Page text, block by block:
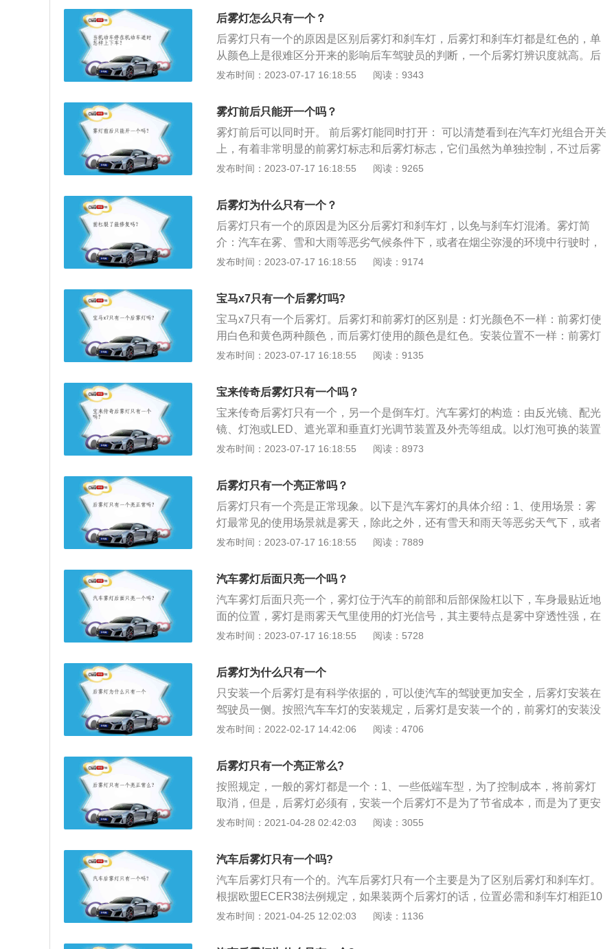
雾灯的位置必须距离制动灯10厘米以上（我认为这导致欧洲汽车制造商只选择一
后雾灯，因为如果距离超过10厘米，可能会破坏整个尾灯组的整体美观）3、根
据eec771538，后雾灯的亮度不得小于50CD，但在水平轴10度和垂直轴5度范围
内的视角范围内不得大于300cd。后雾灯的灯罩面积不得大于140平方厘米。颜色
必须为红色，色温不得超过CIE标准2854k4、Ecer38还规定，后雾灯只能在前雾
况下手动关闭后雾灯5、车辆仪表板指示后雾灯的相对光信号，该信号必须为[黄
色]。只有1981年1月之前的车辆才能使用绿色6、后雾灯于20世纪50年代首次在
欧洲使用，并于20世纪80年代末（约1990年初）引入美国7、美国和欧盟法规：
后雾灯怎么只有一个？
后雾灯只有一个的原因是区别后雾灯和刹车灯，后雾灯和刹车灯都是红色的，单
从颜色上是很难区分开来的影响后车驾驶员的判断，一个后雾灯辨识度就高。后
雾灯的作用就是在雾天或者雨天能见度受天气影响较大的情况下让其他车辆看见
以提高能见度，看清车辆和行人还有路况；2、在大雾中尽量分道线行驶不要轧
过长；4、按喇叭表明自己位置来提醒车辆和行人；5、保持比正常天气下还要远
的车距。
发布时间：2023-07-17 16:18:55 阅读：9343
雾灯前后只能开一个吗？
雾灯前后可以同时开。 前后雾灯能同时打开： 可以清楚看到在汽车灯光组合开关
上，有着非常明显的前雾灯标志和后雾灯标志，它们虽然为单独控制，不过后雾
灯是与前雾灯同时开启。所以说，如果想要前雾灯和后雾灯同时打开，那么把灯
后雾灯；而需要后雾灯时，一般前后雾灯都需要。因为前雾灯位置较低，而且光
源没有方向性。
发布时间：2023-07-17 16:18:55 阅读：9265
后雾灯为什么只有一个？
后雾灯只有一个的原因是为区分后雾灯和刹车灯，以免与刹车灯混淆。雾灯简
介：汽车在雾、雪和大雨等恶劣气候条件下，或者在烟尘弥漫的环境中行驶时，
为照亮前方道路，保障行车安全而必须采用前雾灯照明。近年来，在造型设计方
焦点上，经反光镜反射后形成与光轴平行的光束射出。配光镜将光束经过扩散、
发布时间：2023-07-17 16:18:55 阅读：9174
宝马x7只有一个后雾灯吗?
宝马x7只有一个后雾灯。后雾灯和前雾灯的区别是：灯光颜色不一样：前雾灯使
用白色和黄色两种颜色，而后雾灯使用的颜色是红色。安装位置不一样：前雾灯
是装在汽车前面，用于在雨天风沙天气的时候车主进行照明道路，而后雾灯则是
灯的作用：露灯一般是指汽车雾灯，安装于汽车的前部和后部。因为雾天能见度
低，驾驶员视线受到限制。灯光可增大运行距离，特别是黄色防雾灯的光穿透力
强，它可提高驾驶员与周围交通参与者的能见度，使来车和行人在较远处发现对
方。
发布时间：2023-07-17 16:18:55 阅读：9135
宝来传奇后雾灯只有一个吗？
宝来传奇后雾灯只有一个，另一个是倒车灯。汽车雾灯的构造：由反光镜、配光
镜、灯泡或LED、遮光罩和垂直灯光调节装置及外壳等组成。以灯泡可换的装置
可动型及反射镜可动型为主，灯泡多为55W的卤素灯泡，光束调整一般仅为上下
镜反射后形成与光轴平行的光束射出。配光镜将光束经过扩散、折射后形成较宽
光镜上半部分照射的光线遮住，使其配光有一清晰的明暗截止线，即上暗下明。
在配光光形边缘上部的可见区域内尽可能的暗，而下部亮区两侧水平方向扩散角
应为50度，形成一个左右横向的亮区，以满足既不眩目又可为安全行车提供良好
发布时间：2023-07-17 16:18:55 阅读：8973
后雾灯只有一个亮正常吗？
后雾灯只有一个亮是正常现象。以下是汽车雾灯的具体介绍：1、使用场景：雾
灯最常见的使用场景就是雾天，除此之外，还有雪天和雨天等恶劣天气下，或者
是弥漫着烟雾的环境中行驶，为保障行车安全，必须使用前雾灯进行照明，后雾
灯没有遮光罩，对面或后面的汽车驾驶员会受刺眼灯光影响，很容易影响行车安
发布时间：2023-07-17 16:18:55 阅读：7889
汽车雾灯后面只亮一个吗？
汽车雾灯后面只亮一个，雾灯位于汽车的前部和后部保险杠以下，车身最贴近地
面的位置，雾灯是雨雾天气里使用的灯光信号，其主要特点是雾中穿透性强，在
能见度低下的天气里容易让车辆或行人及早注意到，有效预防事故的发生。汽车
速；2、能见度低于30米需要打开雾灯靠边停车并开启危险警告灯；3、对于雨雾
雪或尘埃弥漫天气开启雾灯和降低车速不能开启双闪。
发布时间：2023-07-17 16:18:55 阅读：5728
后雾灯为什么只有一个
只安装一个后雾灯是有科学依据的，可以使汽车的驾驶更加安全，后雾灯安装在
驾驶员一侧。按照汽车车灯的安装规定，后雾灯是安装一个的，前雾灯的安装没
有强制规定，如果有安装，前雾灯一定是两个，一些比较低端的车型为了控制成
为司机对于对称的灯光容易产生麻痹反应，所以采用两个后雾灯和一个后雾灯相
近，容易混淆两种车灯造成安全事故，所以只有一个雾灯其实是对汽车的安全行
驶更好的一种体现。
发布时间：2022-02-17 14:42:06 阅读：4706
后雾灯只有一个亮正常么?
按照规定，一般的雾灯都是一个：1、一些低端车型，为了控制成本，将前雾灯
取消，但是，后雾灯必须有，安装一个后雾灯不是为了节省成本，而是为了更安
全；2、许多国家都规定了后雾灯只能安装一个，也规定了后雾灯只能安装在驾
对于对称光容易产生麻痹反应，而两个后雾灯和一个后雾灯相比，一个后雾灯可
灯混淆，容易造成交通事故，因此，想加装一只雾灯的朋友，为了安全，还是打
消这个念头吧。
发布时间：2021-04-28 02:42:03 阅读：3055
汽车后雾灯只有一个吗?
汽车后雾灯只有一个的。汽车后雾灯只有一个主要是为了区别后雾灯和刹车灯。
根据欧盟ECER38法例规定，如果装两个后雾灯的话，位置必需和刹车灯相距10
cm以上。雾灯的相关内容如下：1、汽车在雾、雪和大雨等恶劣气候条件下，或
雾灯照明。近年来，在造型设计方面，多将雾灯设置在前保险杠上；2、前雾灯
发布时间：2021-04-25 12:02:03 阅读：1136